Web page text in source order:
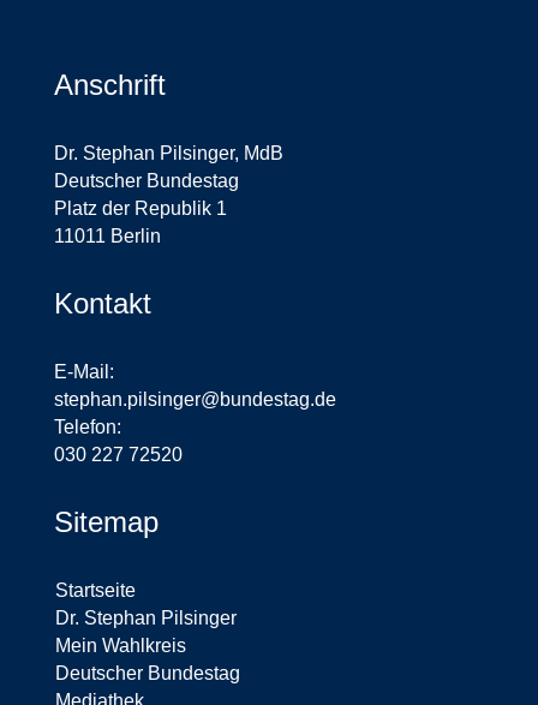
Anschrift
Dr. Stephan Pilsinger, MdB
Deutscher Bundestag
Platz der Republik 1
11011 Berlin
Kontakt
E-Mail:
stephan.pilsinger@bundestag.de
Telefon:
030 227 72520
Sitemap
Startseite
Dr. Stephan Pilsinger
Mein Wahlkreis
Deutscher Bundestag
Mediathek